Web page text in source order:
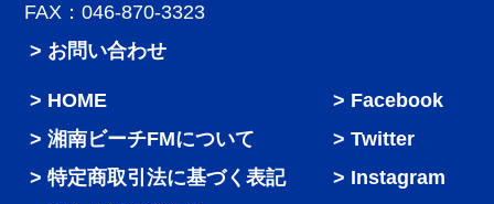
FAX：046-870-3323
> お問い合わせ
HOME
湘南ビーチFMについて
特定商取引法に基づく表記
Facebook
Twitter
Instagram